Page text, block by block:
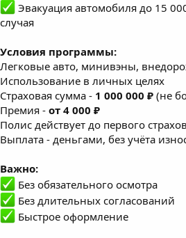
Эвакуация автомобиля до 15
случая
Условия программы:
Легковые авто, минивэны,
Использование в личных целях
Страховая сумма - 1 000 000 ₽ (не
Премия - от 4 000 ₽
Полис действует до первого
Выплата - деньгами, без учёта
Важно:
Без обязательного осмотра
Без длительных согласований
Быстрое оформление